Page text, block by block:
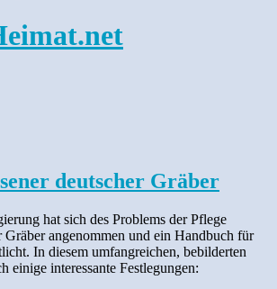
deutscher Gräber
hat sich des Problems der Pflege
Gräber angenommen und ein Handbuch für
In diesem umfangreichen, bebilderten
einige interessante Festlegungen: